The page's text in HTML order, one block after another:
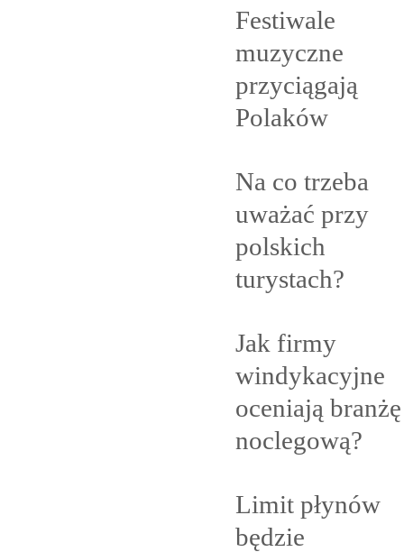
Festiwale
muzyczne
przyciągają
Polaków
Na co trzeba
uważać przy
polskich
turystach?
Jak firmy
windykacyjne
oceniają branżę
noclegową?
Limit płynów
będzie